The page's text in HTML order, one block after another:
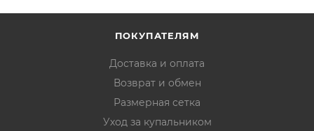
ПОКУПАТЕЛЯМ
Доставка и оплата
Возврат и обмен
Размерная сетка
Уход за купальником